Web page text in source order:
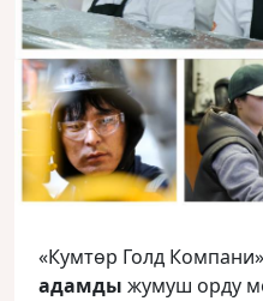
«Кумтөр Голд Компани»
адамды жумуш орду